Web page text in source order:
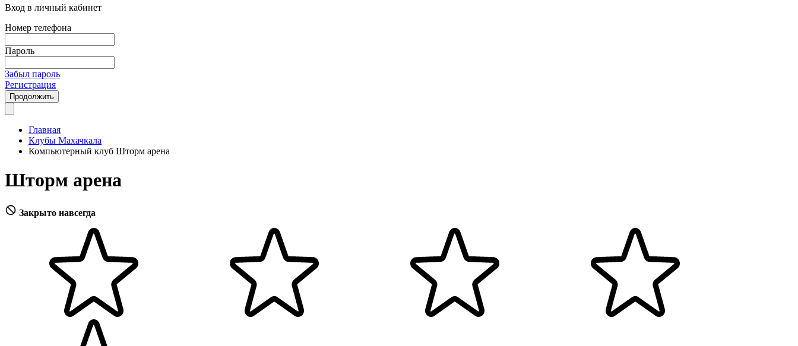
Вход в личный кабинет
Номер телефона
Пароль
Забыл пароль
Регистрация
Продолжить
Главная
Клубы Махачкала
Компьютерный клуб Шторм арена
Шторм арена
Закрыто навсегда